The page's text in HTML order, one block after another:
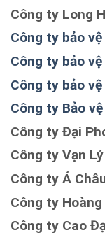
Công ty Long
Công ty bảo
Công ty bảo
Công ty bảo
Công ty Bảo
Công ty Đại
Công ty Vạn Lý
Công ty Á
Công ty Hoàng
Công ty Cao